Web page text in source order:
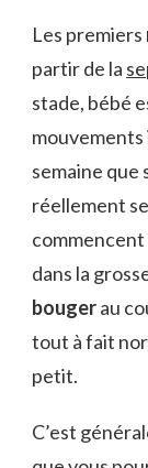
Les premiers
partir de la
stade, bébé
mouvements
semaine que
réellement
commencent
dans la
bougerau
tout à fait
petit.
C’est